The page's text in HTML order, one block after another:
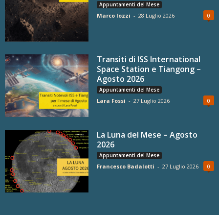
Appuntamenti del Mese
Marco Iozzi - 28 Luglio 2026 0
Transiti di ISS International
Space Station e Tiangong –
Agosto 2026
Appuntamenti del Mese
Lara Fossi - 27 Luglio 2026 0
La Luna del Mese – Agosto
2026
Appuntamenti del Mese
Francesco Badalotti - 27 Luglio 2026 0